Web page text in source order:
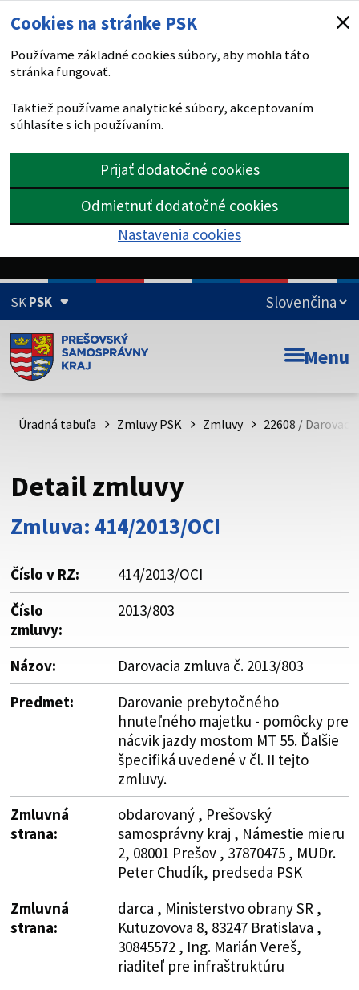
Cookies na stránke PSK
Používame základné cookies súbory, aby mohla táto
stránka fungovať.
Taktiež používame analytické súbory, akceptovaním
súhlasíte s ich používaním.
Prijať dodatočné cookies
Odmietnuť dodatočné cookies
Nastavenia cookies
SKPSK
Doména psk.sk je oficiálna
Toto je oficiálna webová stránka Prešovského
psk.sk.
Buďte pozorní a vždy sa uistite, že zdieľate informácie iba
cez zabezpečenú webovú stránku. Zabezpečená stránka
vždy začína https:// pred názvom domény webového sídla.
Menu
Úradná tabuľa Zmluvy PSK Zmluvy 22608 /
Detail zmluvy
Zmluva: 414/2013/OCI
Číslo v RZ:
414/2013/OCI
Číslo
zmluvy:
2013/803
Názov:
Darovacia zmluva č. 2013/803
Predmet:
Darovanie prebytočného
hnuteľného majetku - pomôcky pre
nácvik jazdy mostom MT 55. Ďalšie
špecifiká uvedené v čl. II tejto
zmluvy.
Zmluvná
strana:
obdarovaný , Prešovský
samosprávny kraj , Námestie mieru
2, 08001 Prešov , 37870475 , MUDr.
Peter Chudík, predseda PSK
Zmluvná
strana:
darca , Ministerstvo obrany SR ,
Kutuzovova 8, 83247 Bratislava ,
30845572 , Ing. Marián Vereš,
riaditeľ pre infraštruktúru